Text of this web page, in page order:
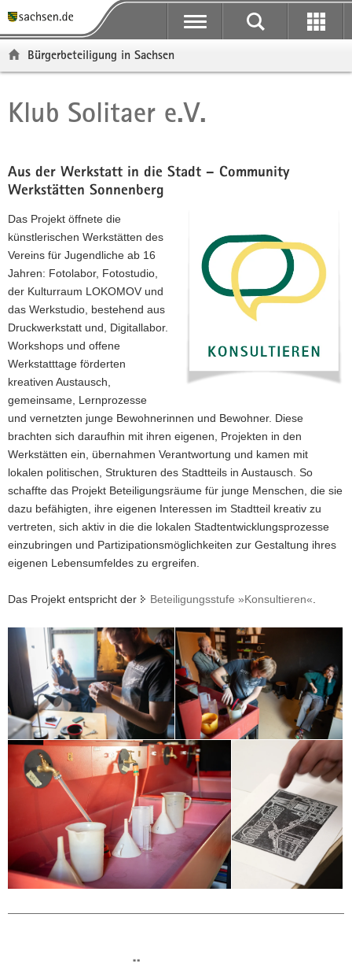
t
ü
r
g
e
i
f
e
n
d
e
N
a
v
i
g
a
t
i
o
n
t
n
i
g
t
i
o
n
p
n
l
t
t
-
r
e
c
h
Bürgerbeteiligung in Sachsen
Hauptinhalt
Klub Solitaer e.V.
Aus der Werkstatt in die Stadt – Community
Werkstätten Sonnenberg
Das Projekt öffnete die
künstlerischen Werkstätten des
Vereins für Jugendliche ab 16
Jahren: Fotolabor, Fotostudio,
der Kulturraum LOKOMOV und
das Werkstudio, bestehend aus
Druckwerkstatt und, Digitallabor.
Workshops und offene
Werkstatttage förderten
kreativen Austausch,
gemeinsame, Lernprozesse
und vernetzten junge Bewohnerinnen und Bewohner. Diese
brachten sich daraufhin mit ihren eigenen, Projekten in den
Werkstätten ein, übernahmen Verantwortung und kamen mit
lokalen politischen, Strukturen des Stadtteils in Austausch. So
schaffte das Projekt Beteiligungsräume für junge Menschen, die sie
dazu befähigten, ihre eigenen Interessen im Stadtteil kreativ zu
vertreten, sich aktiv in die die lokalen Stadtentwicklungsprozesse
einzubringen und Partizipationsmöglichkeiten zur Gestaltung ihres
eigenen Lebensumfeldes zu ergreifen.
Das Projekt entspricht der Beteiligungsstufe »Konsultieren«